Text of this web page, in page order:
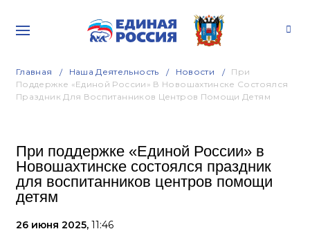
Главная Наша Деятельность Новости
При
Поддержке «Единой России» В Новошахтинске Состоялся
Праздник Для Воспитанников Центров Помощи Детям
При поддержке «Единой России» в
Новошахтинске состоялся праздник
для воспитанников центров помощи
детям
26 июня 2025, 11:46